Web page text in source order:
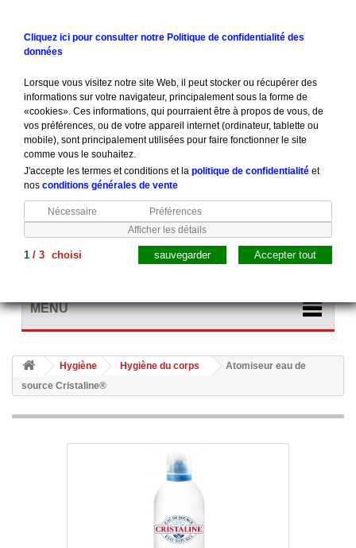
MENU
Hygiène Hygiène du corps
Atomiseur eau de
source Cristaline®
Cliquez ici pour consulter notre Politique de confidentialité des
données
Lorsque vous visitez notre site Web, il peut stocker ou récupérer des
informations sur votre navigateur, principalement sous la forme de
«cookies». Ces informations, qui pourraient être à propos de vous, de
vos préférences, ou de votre appareil internet (ordinateur, tablette ou
mobile), sont principalement utilisées pour faire fonctionner le site
comme vous le souhaitez.
J'accepte les termes et conditions et lapolitique de confidentialité et
nos conditions générales de vente
Nécessaire
Préférences
Afficher les détails
1 /3 choisi Accepter tout
sauvegarder